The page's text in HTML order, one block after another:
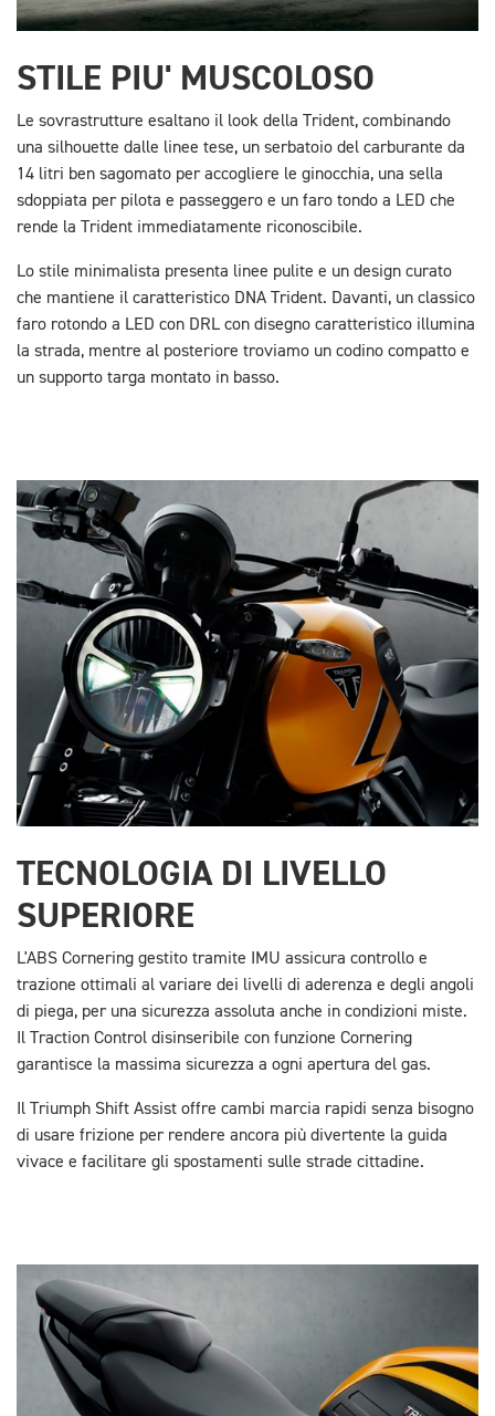
STILE PIU' MUSCOLOSO
Le sovrastrutture esaltano il look della Trident, combinando
una silhouette dalle linee tese, un serbatoio del carburante da
14 litri ben sagomato per accogliere le ginocchia, una sella
sdoppiata per pilota e passeggero e un faro tondo a LED che
rende la Trident immediatamente riconoscibile.
Lo stile minimalista presenta linee pulite e un design curato
che mantiene il caratteristico DNA Trident. Davanti, un classico
faro rotondo a LED con DRL con disegno caratteristico illumina
la strada, mentre al posteriore troviamo un codino compatto e
un supporto targa montato in basso.
TECNOLOGIA DI LIVELLO
SUPERIORE
L'ABS Cornering gestito tramite IMU assicura controllo e
trazione ottimali al variare dei livelli di aderenza e degli angoli
di piega, per una sicurezza assoluta anche in condizioni miste.
Il Traction Control disinseribile con funzione Cornering
garantisce la massima sicurezza a ogni apertura del gas.
Il Triumph Shift Assist offre cambi marcia rapidi senza bisogno
di usare frizione per rendere ancora più divertente la guida
vivace e facilitare gli spostamenti sulle strade cittadine.